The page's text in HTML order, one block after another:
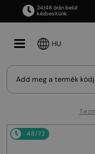
24/48 órán belül
kézbesítünk
HU
48/72